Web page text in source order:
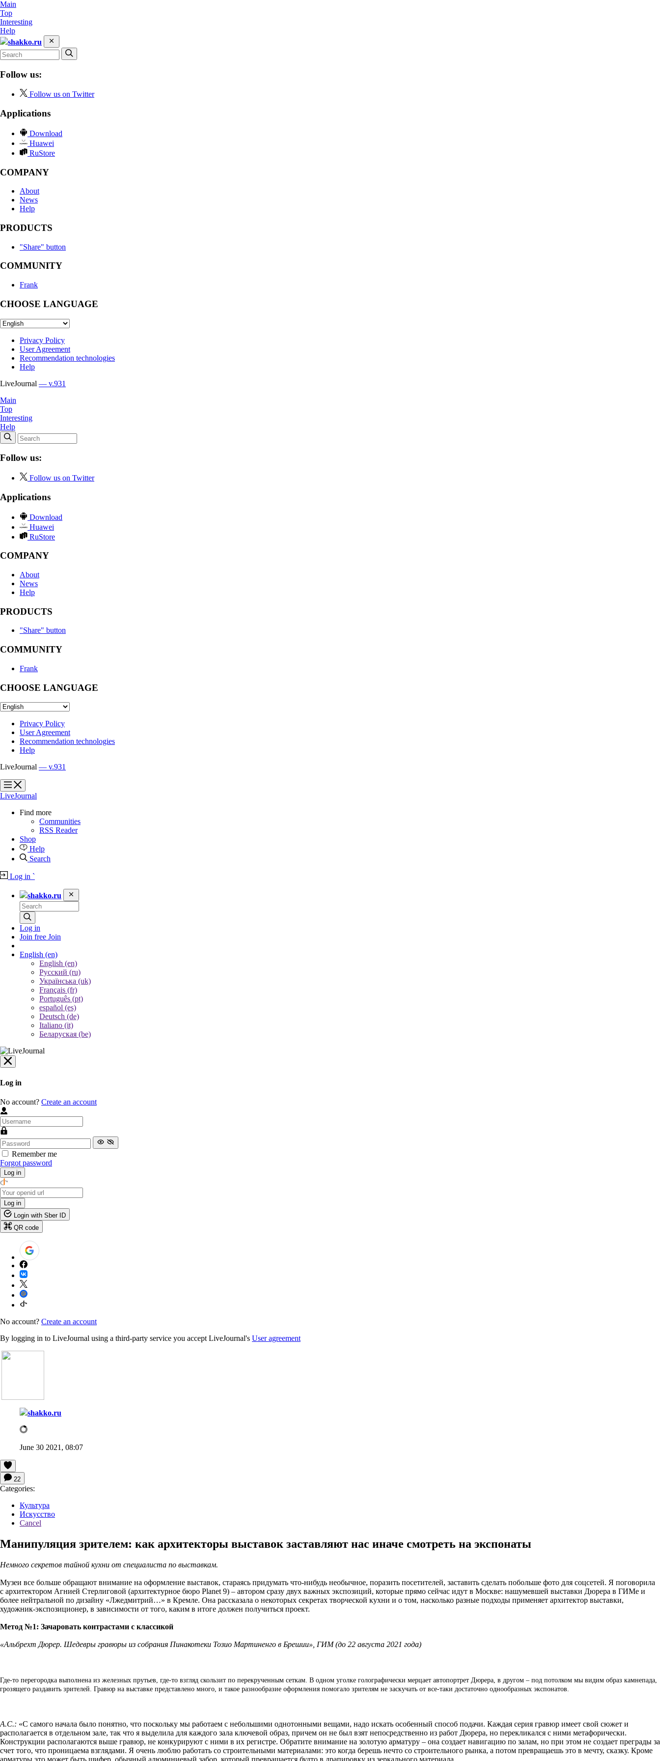
Main
Top
Interesting
Help
shakko.ru
Follow us:
Follow us on Twitter
Applications
Download
Huawei
RuStore
COMPANY
About
News
Help
PRODUCTS
"Share" button
COMMUNITY
Frank
CHOOSE LANGUAGE
Privacy Policy
User Agreement
Recommendation technologies
Help
LiveJournal — v.931
Main
Top
Interesting
Help
Follow us:
Follow us on Twitter
Applications
Download
Huawei
RuStore
COMPANY
About
News
Help
PRODUCTS
"Share" button
COMMUNITY
Frank
CHOOSE LANGUAGE
Privacy Policy
User Agreement
Recommendation technologies
Help
LiveJournal — v.931
?
?
LiveJournal
Find more
Communities
RSS Reader
Shop
Help
Search
Log in `
shakko.ru
Log in
Join free Join
English (en)
English (en)
Русский (ru)
Українська (uk)
Français (fr)
Português (pt)
español (es)
Deutsch (de)
Italiano (it)
Беларуская (be)
Log in
No account? Create an account
Remember me
Forgot password
Log in
Log in
Login with Sber ID
QR code
No account? Create an account
By logging in to LiveJournal using a third-party service you accept LiveJournal's User agreement
shakko.ru
June 30 2021, 08:07
22
Categories:
Культура
Искусство
Cancel
Манипуляция зрителем: как архитекторы выставок заставляют нас иначе смотреть на экспонаты
Немного секретов тайной кухни от специалиста по выставкам.
Музеи все больше обращают внимание на оформление выставок, стараясь придумать что-нибудь необычное, поразить посетителей, заставить сделать побольше фото для соцсетей. Я поговорила
с архитектором Агнией Стерлиговой (архитектурное бюро Planet 9) – автором сразу двух важных экспозиций, которые прямо сейчас идут в Москве: нашумевшей выставки Дюрера в ГИМе и
более нейтральной по дизайну «Лжедмитрий…» в Кремле. Она рассказала о некоторых секретах творческой кухни и о том, насколько разные подходы применяет архитектор выставки,
художник-экспозиционер, в зависимости от того, каким в итоге должен получиться проект.
Метод №1: Зачаровать контрастами с классикой
«Альбрехт Дюрер. Шедевры гравюры из собрания Пинакотеки Тозио Мартиненго в Брешии», ГИМ (до 22 августа 2021 года)
Где-то перегородка выполнена из железных прутьев, где-то взгляд скользит по перекрученным сеткам. В одном уголке голографически мерцает автопортрет Дюрера, в другом – под потолком мы видим образ камнепада,
грозящего раздавить зрителей. Гравюр на выставке представлено много, и такое разнообразие оформления помогало зрителям не заскучать от все-таки достаточно однообразных экспонатов.
А.С.: «С самого начала было понятно, что поскольку мы работаем с небольшими однотонными вещами, надо искать особенный способ подачи. Каждая серия гравюр имеет свой сюжет и
располагается в отдельном зале, так что я выделила для каждого зала ключевой образ, причем он не был взят непосредственно из работ Дюрера, но перекликался с ними метафорически.
Конструкции располагаются выше гравюр, не конкурируют с ними в их регистре. Обратите внимание на золотую арматуру – она создает навигацию по залам, но при этом не создает преграды за
счет того, что проницаема взглядами. Я очень люблю работать со строительными материалами: это когда берешь нечто со строительного рынка, а потом превращаешь это в мечту, сказку. Кроме
арматуры это может быть шифер, обычный алюминиевый забор, который превращается будто в драпировку из зеркального материала.